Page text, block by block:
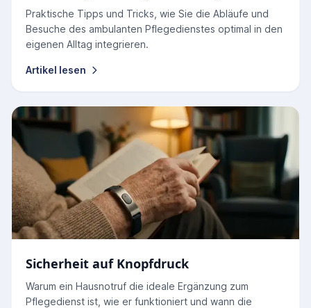
Praktische Tipps und Tricks, wie Sie die Abläufe und
Besuche des ambulanten Pflegedienstes optimal in den
eigenen Alltag integrieren.
Artikel lesen
Sicherheit auf Knopfdruck
Warum ein Hausnotruf die ideale Ergänzung zum
Pflegedienst ist, wie er funktioniert und wann die